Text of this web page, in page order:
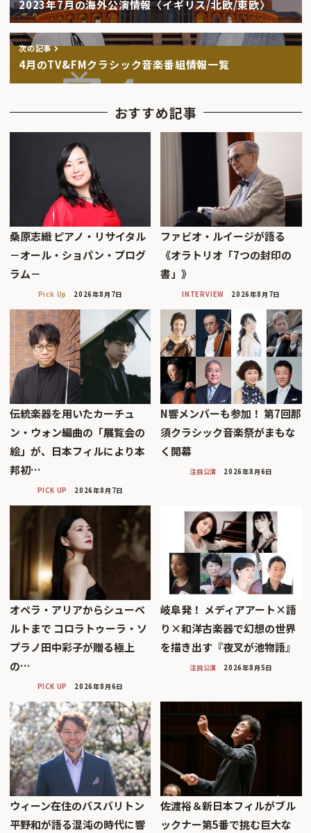
2023年7月の海外公演情報〈イギリス/北欧/東欧〉
次の記事
4月のTV&FMクラシック音楽番組情報一覧
おすすめ記事
桑原志織 ピアノ・リサイタル
－オール・ショパン・プログ
ラム－
Pick Up 2026年8月7日
ファビオ・ルイージが語る
《オラトリオ「7つの封印の
書」》
INTERVIEW 2026年8月7日
伝統楽器を用いたカーチュ
ン・ウォン編曲の「展覧会の
絵」が、日本フィルにより本
邦初…
PICK UP 2026年8月7日
N響メンバーも参加！ 第7回那
須クラシック音楽祭がまもな
く開幕
注目公演 2026年8月6日
オペラ・アリアからシューベ
ルトまで コロラトゥーラ・ソ
プラノ田中彩子が贈る極上
の…
PICK UP 2026年8月6日
岐阜発！ メディアアート×語
り×和洋古楽器で幻想の世界
を描き出す『夜叉が池物語』
注目公演 2026年8月5日
ウィーン在住のバスバリトン
平野和が語る混沌の時代に響
佐渡裕＆新日本フィルがブル
ックナー第5番で挑む巨大な